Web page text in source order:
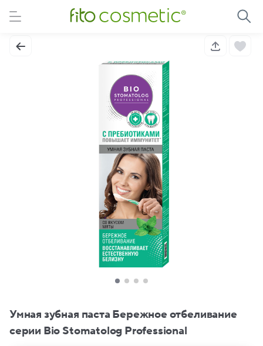
Умная зубная паста Бережное отбеливание
серии Bio Stomatolog Professional